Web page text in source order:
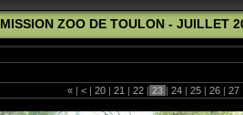
MISSION ZOO DE TOULON - JUILLET
« | < | 20 | 21 | 22 | 23 | 24 | 25 | 26 | 27